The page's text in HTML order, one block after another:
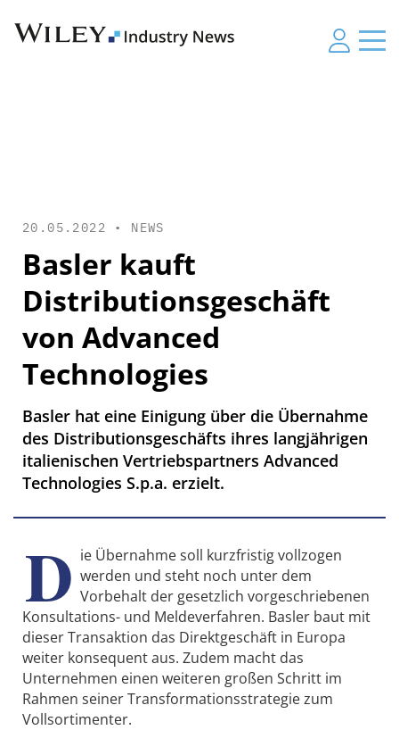
20.05.2022 • NEWS
Basler kauft
Distributionsgeschäft
von Advanced
Technologies
Basler hat eine Einigung über die Übernahme
des Distributionsgeschäfts ihres langjährigen
italienischen Vertriebspartners Advanced
Technologies S.p.a. erzielt.
D ie Übernahme soll kurzfristig vollzogen
werden und steht noch unter dem
Vorbehalt der gesetzlich vorgeschriebenen
Konsultations- und Meldeverfahren. Basler baut mit
dieser Transaktion das Direktgeschäft in Europa
weiter konsequent aus. Zudem macht das
Unternehmen einen weiteren großen Schritt im
Rahmen seiner Transformationsstrategie zum
Vollsortimenter.